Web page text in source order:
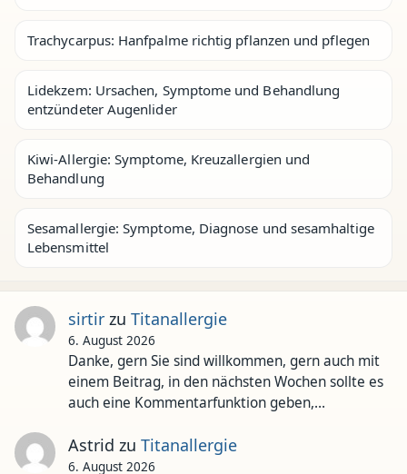
Trachycarpus: Hanfpalme richtig pflanzen und pflegen
Lidekzem: Ursachen, Symptome und Behandlung
entzündeter Augenlider
Kiwi-Allergie: Symptome, Kreuzallergien und
Behandlung
Sesamallergie: Symptome, Diagnose und sesamhaltige
Lebensmittel
sirtirzu Titanallergie
6. August 2026
Danke, gern Sie sind willkommen, gern auch mit
einem Beitrag, in den nächsten Wochen sollte es
auch eine Kommentarfunktion geben,…
Astrid zu Titanallergie
6. August 2026